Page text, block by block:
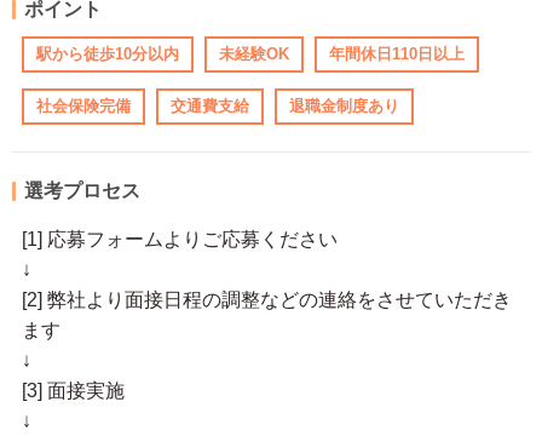
ポイント
駅から徒歩10分以内 未経験OK 年間休日110日以上
社会保険完備 交通費支給 退職金制度あり
選考プロセス
[1] 応募フォームよりご応募ください
↓
[2] 弊社より面接日程の調整などの連絡をさせていただき
ます
↓
[3] 面接実施
↓